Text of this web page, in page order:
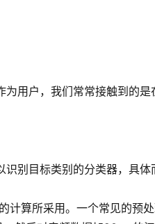
为用户，我们常常接触到的是
别目标类别的分类器，具体
计算所采用。一个常见的预